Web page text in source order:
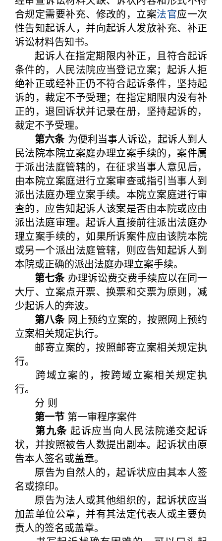
合规定需要补充、修改的，立案法官应一次
性告知起诉人，并向起诉人发放补充、补正
诉讼材料告知书。
起诉人在指定期限内补正，且符合起诉
条件的，人民法院应当登记立案；起诉人拒
绝补正或经补正仍不符合起诉条件，坚持起
诉的，裁定不予受理；在指定期限内没有补
正的，退回诉状并记录在册，坚持起诉的，
裁定不予受理。
第六条为便利当事人诉讼，起诉人到人
民法院本院立案庭办理立案手续的，案件属
于派出法庭管辖的，在征求当事人意见后，
由本院立案庭进行立案审查或指引当事人到
派出法庭办理立案手续。本院立案庭进行审
查的，应告知起诉人该案是否由本院或应由
派出法庭审理。起诉人直接前往派出法庭办
理立案手续的，如果所诉案件应由该院本院
或另一个派出法庭管辖，则应告知起诉人到
本院或正确的派出法庭办理立案手续。
第七条办理诉讼费交费手续应以在同一
大厅、立案点开票、换票和交票为原则，减
少起诉人的奔波。
第八条网上预约立案的，按照网上预约
立案相关规定执行。
邮寄立案的，按照邮寄立案相关规定执
行。
跨域立案的，按跨域立案相关规定执
行。
分 则
第一节 第一审程序案件
第九条 起诉应当向人民法院递交起诉
状，并按照被告人数提出副本。起诉状由原
告本人签名或盖章。
原告为自然人的，起诉状应由其本人签
名或捺印。
原告为法人或其他组织的，起诉状应当
加盖单位公章，并有其法定代表人或主要负
责人的签名或盖章。